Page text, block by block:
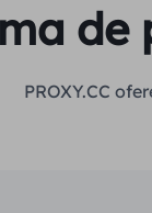
de
PROXY.CC